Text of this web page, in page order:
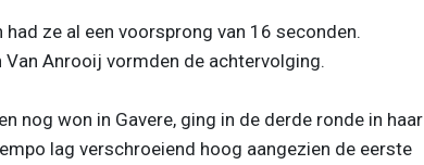
ze al een voorsprong van 16 seconden.
Van Anrooij vormden de achtervolging.
nog won in Gavere, ging in de derde ronde in haar
lag verschroeiend hoog aangezien de eerste